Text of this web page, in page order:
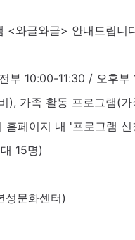
<와글와글> 안내드립니
10:00-11:30 / 오후부
가족 활동 프로그램(가
페이지 내 '프로그램
15명)
문화센터)